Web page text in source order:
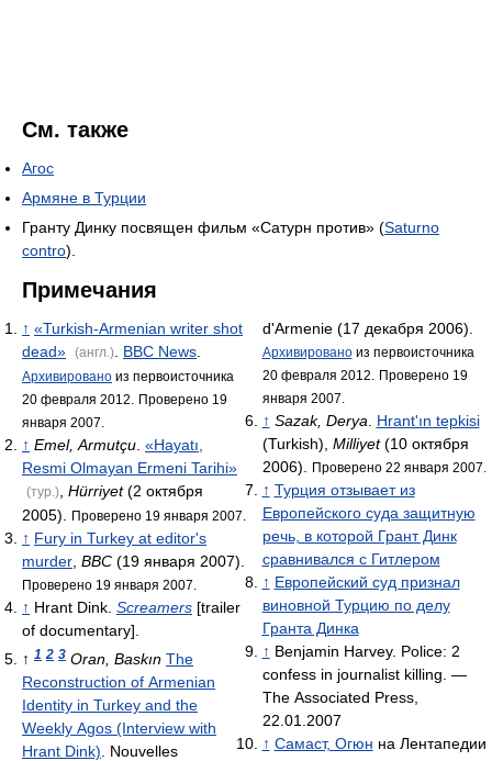
См. также
Агос
Армяне в Турции
Гранту Динку посвящен фильм «Сатурн против» (Saturno
contro).
Примечания
↑ «Turkish-Armenian writer shot
dead» (англ.) BBC News
Архивировано из первоисточника
20 февраля 2012.
Проверено 19
января 2007.
↑ Emel, Armutçu «Hayatı,
Resmi Olmayan Ermeni Tarihi»
(тур.) Hürriyet(2 октября
2005).
Проверено 19 января 2007.
↑ Fury in Turkey at editor's
murder BBC (19 января 2007).
Проверено 19 января 2007.
↑ Hrant Dink. Screamers [trailer
of documentary].
↑ 1 2 3 Oran, Baskın The
Reconstruction of Armenian
Identity in Turkey and the
Weekly Agos (Interview with
Hrant Dink)
d'Armenie (17 декабря 2006).
Архивированоиз первоисточника
20 февраля 2012.
Проверено 19
января 2007.
↑ Sazak, Derya
Hrant'ın tepkisi
(Turkish), Milliyet(10 октября
2006).
Проверено 22 января 2007.
↑ Турция отзывает из
Европейского суда защитную
речь, в которой Грант Динк
сравнивался с Гитлером
↑ Европейский суд признал
виновной Турцию по делу
Гранта Динка
↑ Benjamin Harvey. Police: 2
confess in journalist killing. —
The Associated Press,
22.01.2007
↑ Самаст, Огюн на Лентапедии